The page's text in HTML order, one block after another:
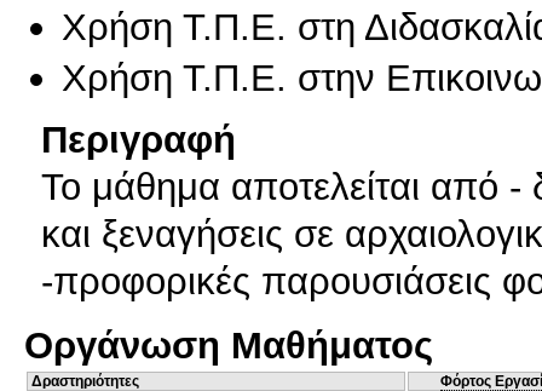
Χρήση Τ.Π.Ε. στη
Χρήση Τ.Π.Ε. στην
Περιγραφή
Το μάθημα αποτελείται από -
και ξεναγήσεις σε
-προφορικές παρουσιάσεις
Οργάνωση Μαθήματος
Δραστηριότητες
Φόρτος